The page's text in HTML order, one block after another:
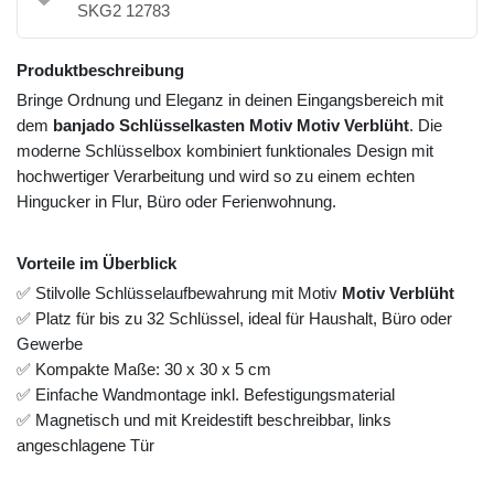
SKG2 12783
Produktbeschreibung
Bringe Ordnung und Eleganz in deinen Eingangsbereich mit
dem banjado Schlüsselkasten Motiv Motiv Verblüht. Die
moderne Schlüsselbox kombiniert funktionales Design mit
hochwertiger Verarbeitung und wird so zu einem echten
Hingucker in Flur, Büro oder Ferienwohnung.
Vorteile im Überblick
✅ Stilvolle Schlüsselaufbewahrung mit Motiv Motiv Verblüht
✅ Platz für bis zu 32 Schlüssel, ideal für Haushalt, Büro oder
Gewerbe
✅ Kompakte Maße: 30 x 30 x 5 cm
✅ Einfache Wandmontage inkl. Befestigungsmaterial
✅ Magnetisch und mit Kreidestift beschreibbar, links
angeschlagene Tür